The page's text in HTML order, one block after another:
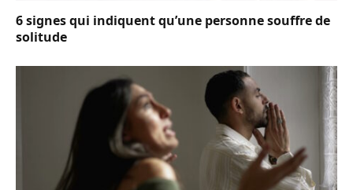
6 signes qui indiquent qu’une personne souffre de
solitude